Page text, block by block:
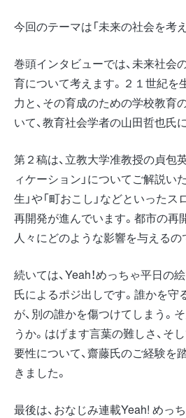
今回のテーマは「未来の社会を考え
巻頭インタビューでは、未来社会
育について考えます。２１世紀を
力と、その育成のための学校教育
いて、教育社会学者の山田哲也氏
第２稿は、立教大学准教授の貞包
ィケーション」についてご解説い
生」や「町おこし」などといった
再開発が進んでいます。都市の再
人々にどのような影響を与えるの
続いては、Yeah！めっちゃ平日の
氏によるポジ出しです。誰かを守
が、別の誰かを傷つけてしまう。
うか。はげます言葉の難しさ、そ
要性について、齋藤氏のご経験を
きました。
最後は、おなじみ連載Yeah! めっ